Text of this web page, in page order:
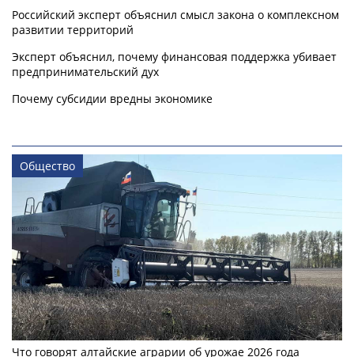
Российский эксперт объяснил смысл закона о комплексном
развитии территорий
Эксперт объяснил, почему финансовая поддержка убивает
предпринимательский дух
Почему субсидии вредны экономике
Общество
Что говорят алтайские аграрии об урожае 2026 года